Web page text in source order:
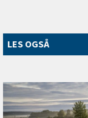
LES OGSÅ